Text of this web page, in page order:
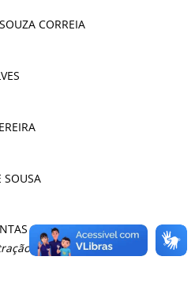
CORREIA
SOUSA